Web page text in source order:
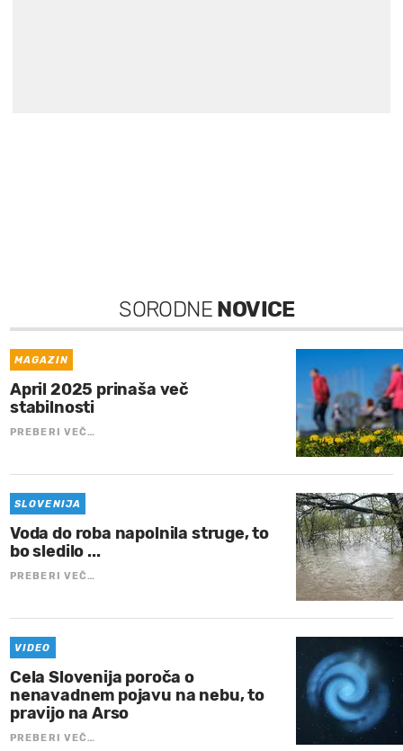
SORODNE NOVICE
MAGAZIN
April 2025 prinaša več
stabilnosti
PREBERI VEČ…
SLOVENIJA
Voda do roba napolnila struge, to
bo sledilo ...
PREBERI VEČ…
VIDEO
Cela Slovenija poroča o
nenavadnem pojavu na nebu, to
pravijo na Arso
PREBERI VEČ…